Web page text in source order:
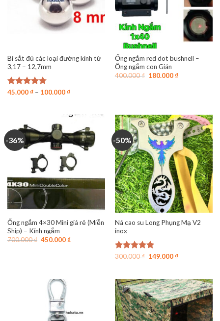
Bi sắt đủ các loại đường kính từ
3,17 – 12,7mm
Được xếp
45.000₫– 100.000₫
Ống ngắm red dot bushnell –
Ống ngắm con Gián
400.000₫ Giá
180.000₫Giá
-36%
Ống ngắm 4×30 Mini giá rẻ (Miễn
Ship) – Kính ngắm
700.000₫ Giá
450.000₫Giá
-50%
Ná cao su Long Phụng Mạ V2
inox
Được xếp
300.000₫ Giá
149.000₫Giá
149.000 ₫.